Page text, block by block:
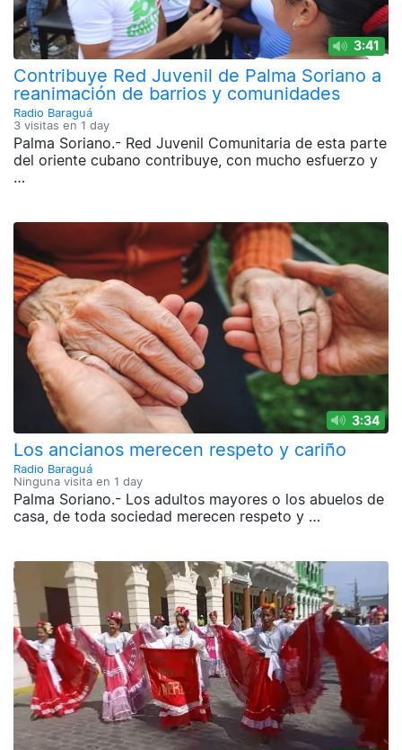
3:41
Contribuye Red Juvenil de Palma Soriano a
reanimación de barrios y comunidades
Radio Baraguá
3 visitas en 1 day
Palma Soriano.- Red Juvenil Comunitaria de esta parte
del oriente cubano contribuye, con mucho esfuerzo y
…
3:34
Los ancianos merecen respeto y cariño
Radio Baraguá
Ninguna visita en 1 day
Palma Soriano.- Los adultos mayores o los abuelos de
casa, de toda sociedad merecen respeto y …